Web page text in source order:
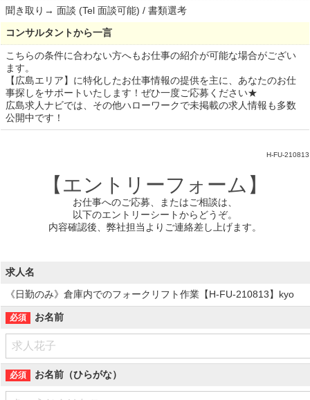
聞き取り→ 面談 (Tel 面談可能) / 書類選考
コンサルタントから一言
こちらの条件に合わない方へもお仕事の紹介が可能な場合がござい
ます。
【広島エリア】に特化したお仕事情報の提供を主に、あなたのお仕
事探しをサポートいたします！ぜひ一度ご応募ください★
広島求人ナビでは、その他ハローワークで未掲載の求人情報も多数
公開中です！
H-FU-210813
【エントリーフォーム】
お仕事へのご応募、またはご相談は、
以下のエントリーシートからどうぞ。
内容確認後、弊社担当よりご連絡差し上げます。
求人名
《日勤のみ》倉庫内でのフォークリフト作業【H-FU-210813】kyo
お名前
お名前（ひらがな）